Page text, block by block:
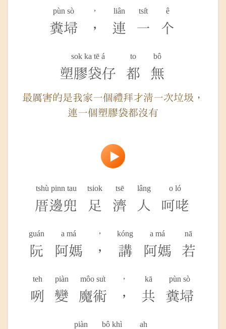
pùn sò
糞埽
，
，
liân
連
tsi̍t
一
ê
个
sok ka tē á
塑膠袋仔
to
都
bô
無
最厲害的是我家一個禮拜才清一次垃圾，
連一個塑膠袋都沒有
tshù pinn tau
厝邊兜
tsiok
足
tsē
濟
lâng
人
o ló
呵咾
guán
阮
a má
阿媽
，
，
kóng
講
a má
阿媽
nā
若
teh
咧
piàn
變
môo su̍t
魔術
，
，
kā
共
pùn sò
糞埽
piàn bô khì ah